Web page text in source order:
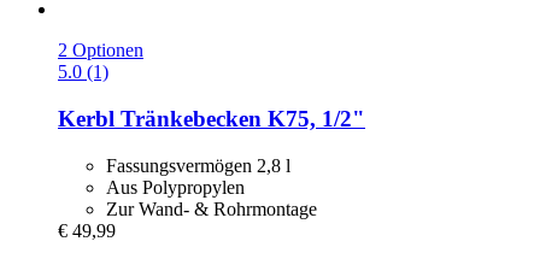
2 Optionen
5.0 (1)
Kerbl Tränkebecken K75, 1/2"
Fassungsvermögen 2,8 l
Aus Polypropylen
Zur Wand- & Rohrmontage
€ 49,99